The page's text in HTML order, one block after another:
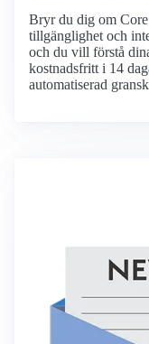
Bryr du dig om
tillgänglighet och
och du vill förstå
kostnadsfritt i 14
automatiserad